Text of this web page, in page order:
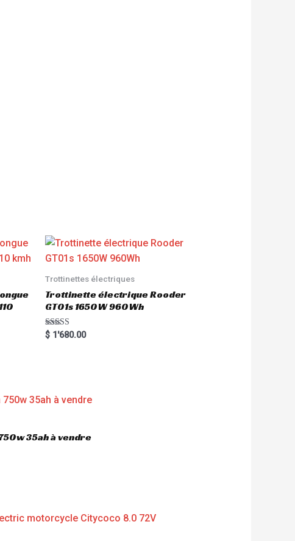
Trottinettes électriques
Trottinette électrique Rooder
GT01s 1650W 960Wh
Rated
5.00
$1'680.00
35ah à vendre